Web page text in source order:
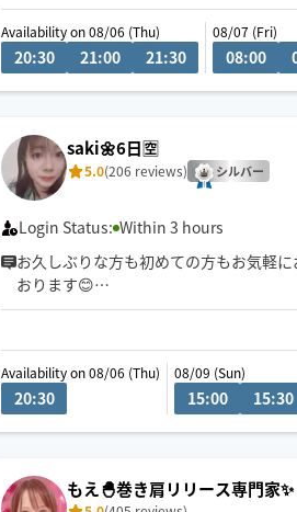
🌸我慢し過ぎてないですか？
都内で9年間、セラピストをしてきました
スローな圧のオイル施術が得意です。
Availability on 08/06 (Thu)
20:30 21:00 21:30
08/07 (Fri)
08:00
saki🌼6日🈳
5.0(206 reviews) シルバー
Login Status: Within 3 hours
お久しぶりな方も初めての方もお気軽
おります😊
ストレッチメニュー追加しました😄
遠方の場合は早めのリクエスト助かりま
エリア外、時間外もお気軽にお問い合
Availability on 08/06 (Thu)
20:30
08/09 (Sun)
15:00 15:30
もえ🐣巻き肩リリース専門家✨️